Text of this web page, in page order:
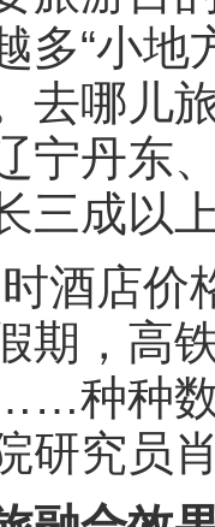
多“小地
去哪儿
宁丹东
三成以上
酒店价
期，高
种种数
研究员